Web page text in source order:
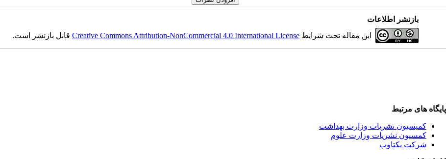
بازنشر اطلاعات
این مقاله تحت شرایط Creative Commons Attribution-NonCommercial 4.0 International Licenseقابل بازنشر است.
پایگاه های مرتبط
کمیسیون نشریات وزارت بهداشت
کمسیون نشریات وزارت علوم
شرکت یکتاوب